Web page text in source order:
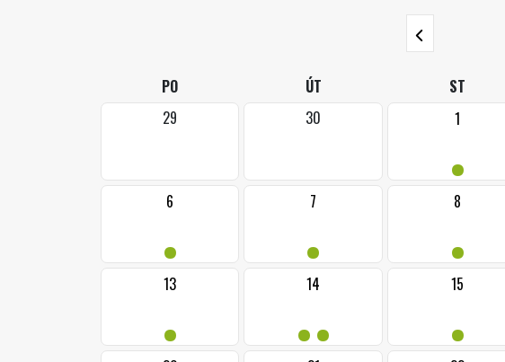
PO ÚT ST
29
30 1
•
6
•
7
•
8
•
13
•
14
••
15
•